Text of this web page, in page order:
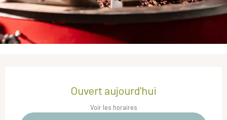
Ouvert aujourd'hui
Voir les horaires